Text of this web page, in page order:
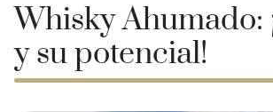
Whisky Ahumado:
y su potencial!